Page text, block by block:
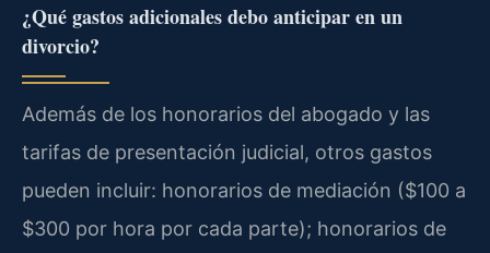
¿Qué gastos adicionales debo anticipar en un
divorcio?
Además de los honorarios del abogado y las
tarifas de presentación judicial, otros gastos
pueden incluir: honorarios de mediación ($100 a
$300 por hora por cada parte); honorarios de